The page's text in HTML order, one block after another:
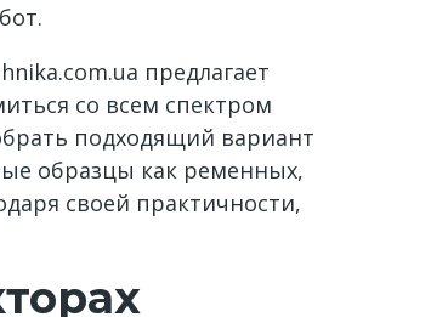
предлагает
со всем спектром
подходящий вариант
образцы как ременных,
своей практичности,